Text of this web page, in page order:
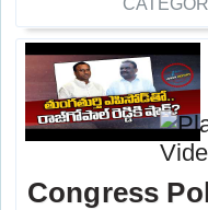
Congress